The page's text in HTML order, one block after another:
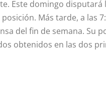
Este domingo disputará
Más tarde, a las
del fin de semana. Su
obtenidos en las dos